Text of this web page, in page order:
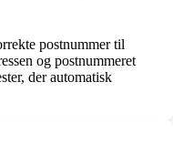
postnummer til
og postnummeret
der automatisk